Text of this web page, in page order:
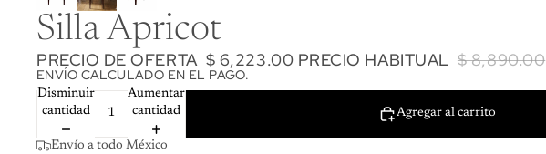
Silla Apricot
PRECIO DE OFERTA $ 6,223.00 PRECIO HABITUAL $ 8,890.00
ENVÍO CALCULADO EN EL PAGO.
Disminuir
cantidad
Aumentar
cantidad
Agregar al carrito
Envío a todo México